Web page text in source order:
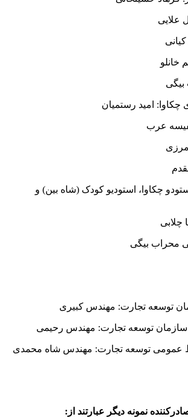
علایی
خانلو
چکاوا: امید رستمیان
عرب
چکاوا، استودیو کودک (شاه بین) و
چلابی
محراب بیگی
توسعه تجارت: مهندس کبیری
توسعه تجارت: مهندس رحیمی
عمومی توسعه تجارت: مهندس شاه محمدی
نمونه دیگر عبارتند از: